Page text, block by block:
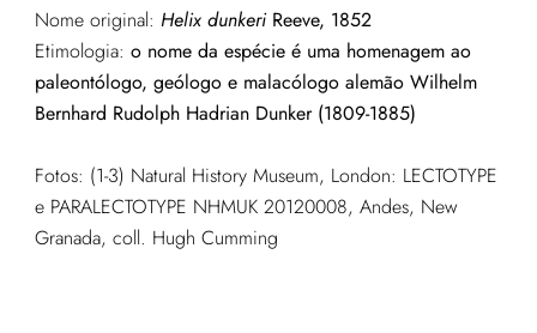
Nome original: Helix dunkeriReeve, 1852
Etimologia: o nome da espécie é uma homenagem ao
paleontólogo, geólogo e malacólogo alemão Wilhelm
Bernhard Rudolph Hadrian Dunker (1809-1885)
Fotos: (1-3) Natural History Museum, London: LECTOTYPE
e PARALECTOTYPE NHMUK 20120008, Andes, New
Granada, coll. Hugh Cumming